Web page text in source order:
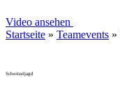
Video ansehen
Startseite » Teamevents »
Schnitzeljagd